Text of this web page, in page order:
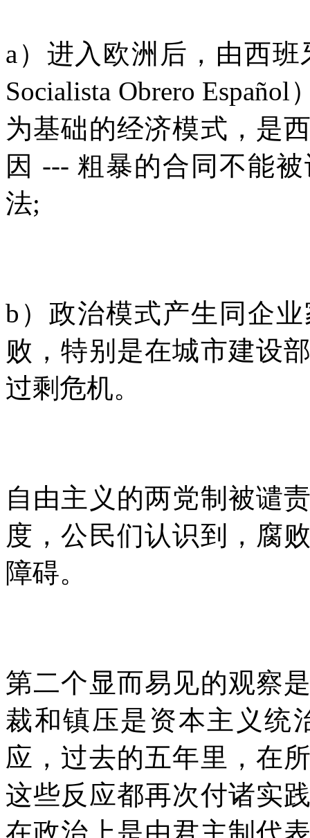
a ）进入欧洲后，由西
Socialista Obrero Español
为基础的经济模式，是
因 ---粗暴的合同不能
法;
b ）政治模式产生同企
败，特别是在城市建设
过剩危机。
自由主义的两党制被谴
度，公民们认识到，腐
障碍。
第二个显而易见的观察
裁和镇压是资本主义统
应，过去的五年里，在
这些反应都再次付诸实